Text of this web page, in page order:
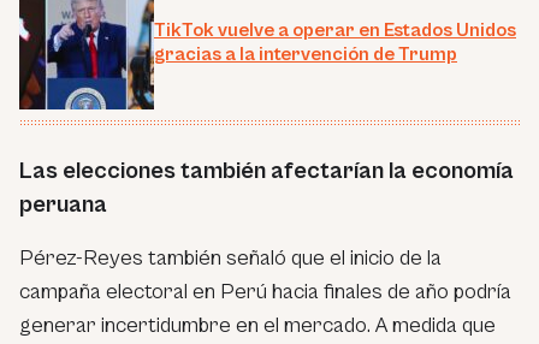
TikTok vuelve a operar en Estados Unidos
gracias a la intervención de Trump
Las elecciones también afectarían la economía
peruana
Pérez-Reyes también señaló que el inicio de la
campaña electoral en Perú hacia finales de año podría
generar incertidumbre en el mercado. A medida que